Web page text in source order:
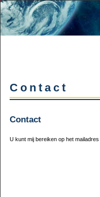
Contact
Contact
U kunt mij bereiken op het mailadres